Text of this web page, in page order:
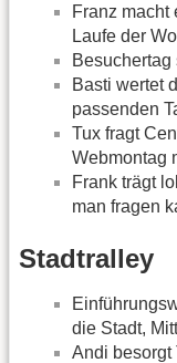
Franz macht
Laufe der
Basti wertet
passenden
Tux fragt
Webmontag
Frank trägt
man fragen
Stadtralley
die Stadt,
Andi besorgt